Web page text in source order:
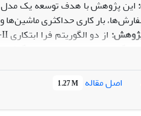
این پژوهش با هدف توسعه یک مدل
بار کاری حداکثری
از دو الگوریتم فرا ابتکاری
بزرگ‌تر تحلیل حساسیت انجام
ساخت و نگهداری مشاهده شد.
علمی:
اصل مقاله 1.27 M